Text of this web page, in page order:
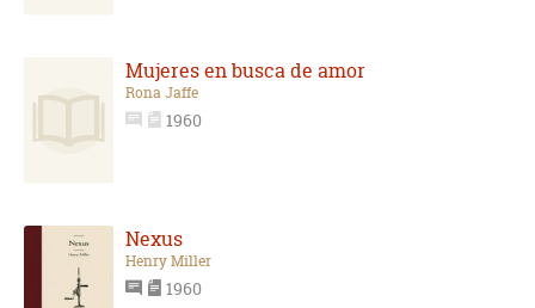
Mujeres en busca de amor
Rona Jaffe
1960
Nexus
Henry Miller
1960